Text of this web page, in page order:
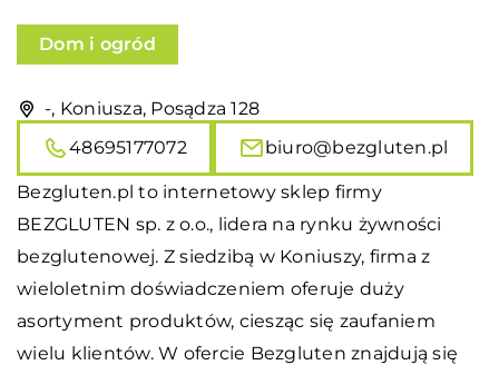
Dom i ogród
-, Koniusza, Posądza 128
48695177072
biuro@bezgluten.pl
Bezgluten.pl to internetowy sklep firmy
BEZGLUTEN sp. z o.o., lidera na rynku żywności
bezglutenowej. Z siedzibą w Koniuszy, firma z
wieloletnim doświadczeniem oferuje duży
asortyment produktów, ciesząc się zaufaniem
wielu klientów. W ofercie Bezgluten znajdują się